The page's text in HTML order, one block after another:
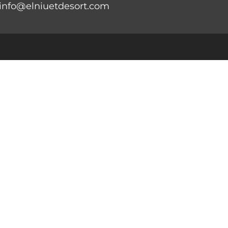
info@elniuetdesort.com